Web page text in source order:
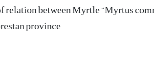
between Myrtle “Myrtus
province